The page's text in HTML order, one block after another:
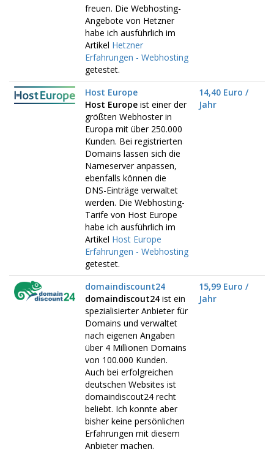
freuen. Die Webhosting-
Angebote von Hetzner
habe ich ausführlich im
Artikel Hetzner
Erfahrungen - Webhosting
getestet.
Host Europe
Host Europe ist einer der
größten Webhoster in
Europa mit über 250.000
Kunden. Bei registrierten
Domains lassen sich die
Nameserver anpassen,
ebenfalls können die
DNS-Einträge verwaltet
werden. Die Webhosting-
Tarife von Host Europe
habe ich ausführlich im
Artikel Host Europe
Erfahrungen - Webhosting
getestet.
14,40 Euro /
Jahr
domaindiscount24
domaindiscout24 ist ein
spezialisierter Anbieter für
Domains und verwaltet
nach eigenen Angaben
über 4 Millionen Domains
von 100.000 Kunden.
Auch bei erfolgreichen
deutschen Websites ist
domaindiscout24 recht
beliebt. Ich konnte aber
bisher keine persönlichen
Erfahrungen mit diesem
Anbieter machen.
15,99 Euro /
Jahr